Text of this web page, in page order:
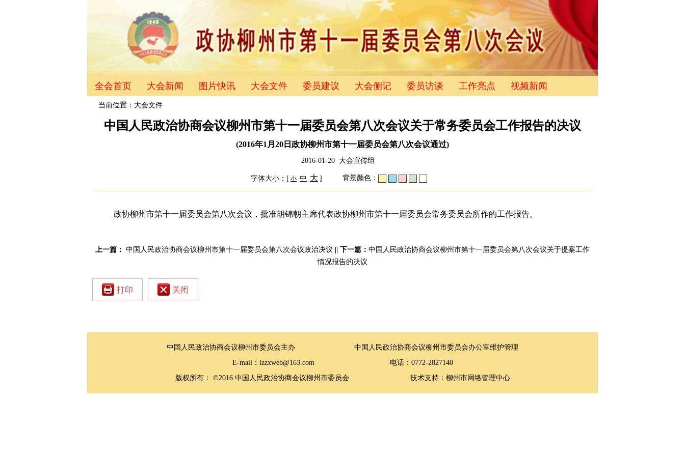
全会首页 大会新闻 图片快讯 大会文件 委员建议 大会侧记 委员访谈 工作亮点 视频新闻
当前位置： 大会文件
中国人民政治协商会议柳州市第十一届委员会第八次会议关于常务委员会工作报告的决议
(2016年1月20日政协柳州市第十一届委员会第八次会议通过)
2016-01-20 大会宣传组
字体大小：[ 小 中 大 ] 背景颜色：
政协柳州市第十一届委员会第八次会议，批准胡锦朝主席代表政协柳州市第十一届委员会常务委员会所作的工作报告。
上一篇： 中国人民政治协商会议柳州市第十一届委员会第八次会议政治决议 下一篇： 中国人民政治协商会议柳州市第十一届委员会第八次会议关于提案工作
情况报告的决议
打印 关闭
中国人民政治协商会议柳州市委员会主办 中国人民政治协商会议柳州市委员会办公室维护管理
E-mail：lzzxweb@163.com 电话：0772-2827140
版权所有： ©2016 中国人民政治协商会议柳州市委员会 技术支持：柳州市网络管理中心